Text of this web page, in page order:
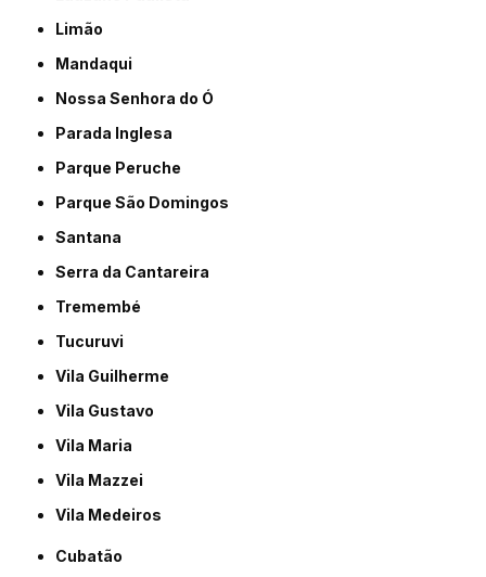
Limão
Mandaqui
Nossa Senhora do Ó
Parada Inglesa
Parque Peruche
Parque São Domingos
Santana
Serra da Cantareira
Tremembé
Tucuruvi
Vila Guilherme
Vila Gustavo
Vila Maria
Vila Mazzei
Vila Medeiros
Cubatão